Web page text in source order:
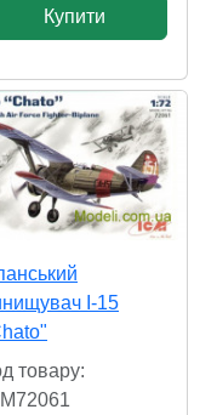
Купити
I-15
товару: